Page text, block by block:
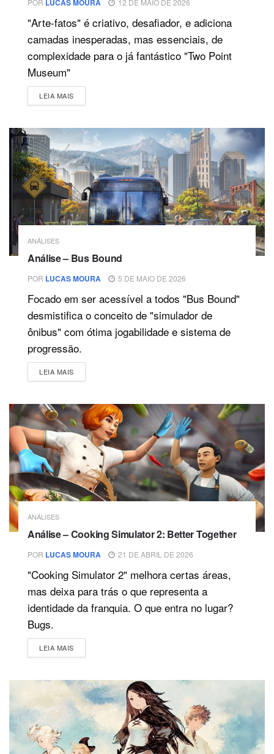
POR LUCAS MOURA 12 DE MAIO DE 2026
"Arte-fatos" é criativo, desafiador, e adiciona
camadas inesperadas, mas essenciais, de
complexidade para o já fantástico "Two Point
Museum"
LEIA MAISDETAILS
ANÁLISES
Análise – Bus Bound
POR LUCAS MOURA 5 DE MAIO DE 2026
Focado em ser acessível a todos "Bus Bound"
desmistifica o conceito de "simulador de
ônibus" com ótima jogabilidade e sistema de
progressão.
LEIA MAISDETAILS
ANÁLISES
Análise – Cooking Simulator 2: Better Together
POR LUCAS MOURA 21 DE ABRIL DE 2026
"Cooking Simulator 2" melhora certas áreas,
mas deixa para trás o que representa a
identidade da franquia. O que entra no lugar?
Bugs.
LEIA MAISDETAILS